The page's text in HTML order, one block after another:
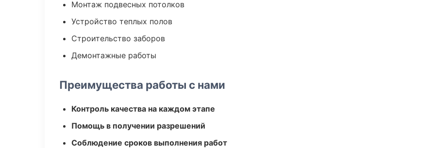
Монтаж подвесных потолков
Устройство теплых полов
Строительство заборов
Демонтажные работы
Преимущества работы с нами
Контроль качества на каждом этапе
Помощь в получении разрешений
Соблюдение сроков выполнения работ